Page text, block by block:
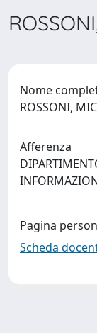
Nome
ROSSONI,
Afferenza
Pagina
Scheda